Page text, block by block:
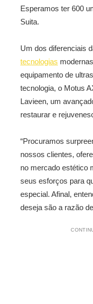
Esperamos ter 600
Suita.
Um dos diferenciais
tecnologias
equipamento de
tecnologia, o Motus
Lavieen, um
restaurar e
“Procuramos
nossos clientes,
no mercado estético
seus esforços para
especial. Afinal,
deseja são a razão